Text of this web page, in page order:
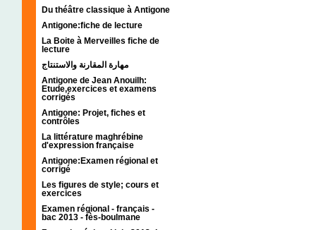
Du théâtre classique à Antigone
Antigone:fiche de lecture
La Boite à Merveilles fiche de
lecture
مهارة المقارنة والاستنتاج
Antigone de Jean Anouilh:
Etude,exercices et examens
corrigés
Antigone: Projet, fiches et
contrôles
La littérature maghrébine
d'expression française
Antigone:Examen régional et
corrigé
Les figures de style; cours et
exercices
Examen régional - français -
bac 2013 - fès-boulmane